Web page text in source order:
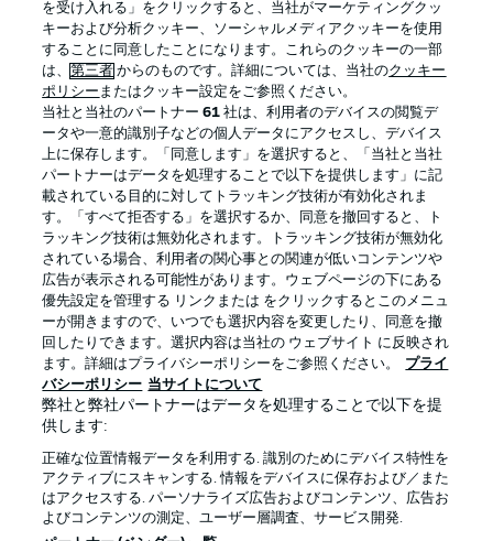
Football as it's meant to be
BUNDESLIGA APP
Official Partners
プライバシー・ポリシー 優先設定を管理する
を受け入れる」をクリックすると、当社がマーケティングクッ
キーおよび分析クッキー、ソーシャルメディアクッキーを使用
することに同意したことになります。これらのクッキーの一部
は、第三者 からのものです。詳細については、当社のクッキー
ポリシー またはクッキー設定をご参照ください。
当社と当社のパートナー61 社は、利用者のデバイスの閲覧デ
ータや一意的識別子などの個人データにアクセスし、デバイス
上に保存します。「同意します」を選択すると、「当社と当社
パートナーはデータを処理することで以下を提供します」に記
載されている目的に対してトラッキング技術が有効化されま
す。「すべて拒否する」を選択するか、同意を撤回すると、ト
ラッキング技術は無効化されます。トラッキング技術が無効化
されている場合、利用者の関心事との関連が低いコンテンツや
広告が表示される可能性があります。ウェブページの下にある
優先設定を管理する リンクまたは をクリックするとこのメニュ
ーが開きますので、いつでも選択内容を変更したり、同意を撤
回したりできます。選択内容は当社の ウェブサイト に反映され
ます。詳細はプライバシーポリシーをご参照ください。
プライ
バシーポリシー 当サイトについて
弊社と弊社パートナーはデータを処理することで以下を提
供します:
正確な位置情報データを利用する. 識別のためにデバイス特性を
アクティブにスキャンする. 情報をデバイスに保存および／また
はアクセスする. パーソナライズ広告およびコンテンツ、広告お
よびコンテンツの測定、ユーザー層調査、サービス開発.